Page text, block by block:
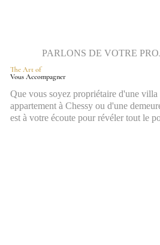
PARLONS DE VOTRE
The Art of
Vous Accompagner
Que vous soyez propriétaire d'une villa
appartement à Chessy ou d'une
est à votre écoute pour révéler tout le